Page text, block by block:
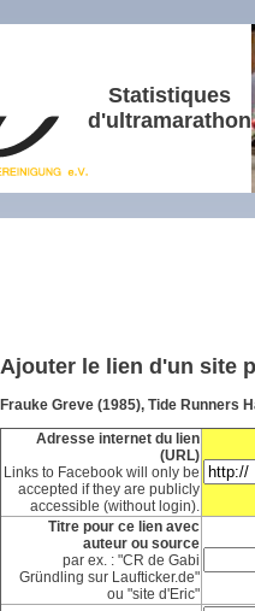
Statistiques
d'ultramarathon
Ajouter le lien d'un site
Frauke Greve (1985), Tide Runners
Adresse internet du lien
(URL)
Links to Facebook will only be
accepted if they are publicly
accessible (without login).
Titre pour ce lien avec
auteur ou source
par ex. : "CR de Gabi
Gründling sur Laufticker.de"
ou "site d'Eric"